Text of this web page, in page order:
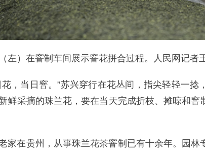
左）在窨制车间展示窨花拼合过程。人民网记者
花，当日窨。”苏兴穿行在花丛间，指尖轻轻一
鲜采摘的珠兰花，要在当天完成折枝、摊晾和
家在贵州，从事珠兰花茶窨制已有十余年。园林